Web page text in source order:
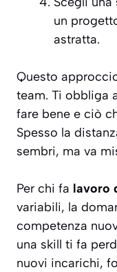
un
astratta.
Questo
team. Ti obbliga
fare bene e ciò
Spesso la
sembri, ma va
Per chi fa lavoro
variabili, la
competenza
una skill ti fa
nuovi incarichi,